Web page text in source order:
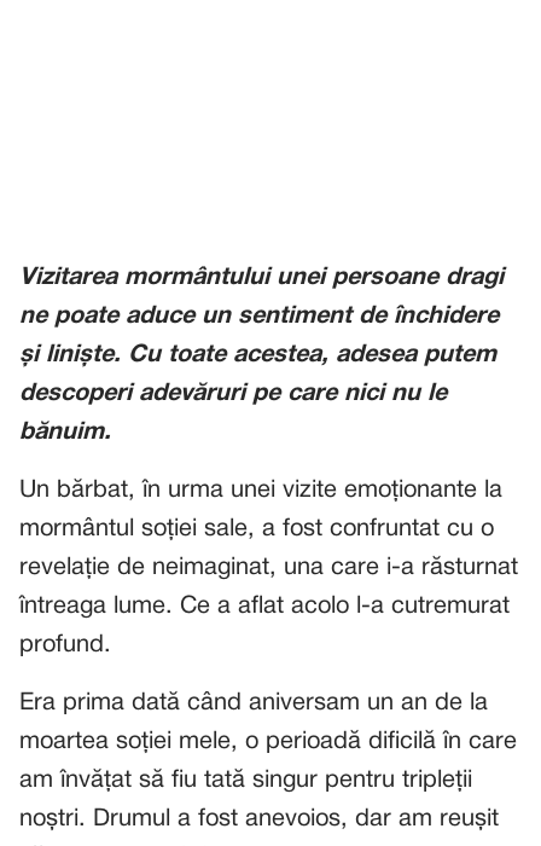
Vizitarea mormântului unei persoane dragi
ne poate aduce un sentiment de închidere
și liniște. Cu toate acestea, adesea putem
descoperi adevăruri pe care nici nu le
bănuim.
Un bărbat, în urma unei vizite emoționante la
mormântul soției sale, a fost confruntat cu o
revelație de neimaginat, una care i-a răsturnat
întreaga lume. Ce a aflat acolo l-a cutremurat
profund.
Era prima dată când aniversam un an de la
moartea soției mele, o perioadă dificilă în care
am învățat să fiu tată singur pentru tripleții
noștri. Drumul a fost anevoios, dar am reușit